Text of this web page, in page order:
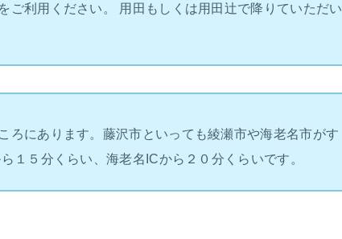
ご利用ください。 用田もしくは用田辻で降りていただい
ろにあります。藤沢市といっても綾瀬市や海老名市がす
１５分くらい、海老名ICから２０分くらいです。